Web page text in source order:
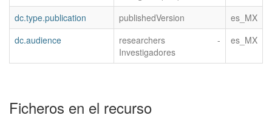
dc.type.publication publishedVersion
es_MX
dc.audience
researchers -
Investigadores
es_MX
Ficheros en el recurso